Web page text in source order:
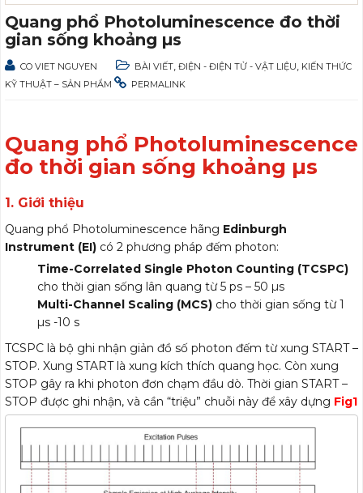
Quang phổ Photoluminescence đo thời
gian sống khoảng µs
CO VIET NGUYEN BÀI VIẾT ĐIỆN - ĐIỆN TỬ - VẬT LIỆU KIẾN THỨC
KỸ THUẬT – SẢN PHẨM
PERMALINK
Quang phổ Photoluminescence
đo thời gian sống khoảng µs
1. Giới thiệu
Quang phổ Photoluminescence hãng Edinburgh
Instrument (EI) có 2 phương pháp đếm photon:
Time-Correlated Single Photon Counting (TCSPC)
cho thời gian sống lân quang từ 5 ps – 50 µs
Multi-Channel Scaling (MCS) cho thời gian sống từ 1
µs -10 s
TCSPC là bộ ghi nhận giản đồ số photon đếm từ xung START –
STOP. Xung START là xung kích thích quang học. Còn xung
STOP gây ra khi photon đơn chạm đầu dò. Thời gian START –
STOP được ghi nhận, và cần “triệu” chuỗi này để xây dựng Fig1